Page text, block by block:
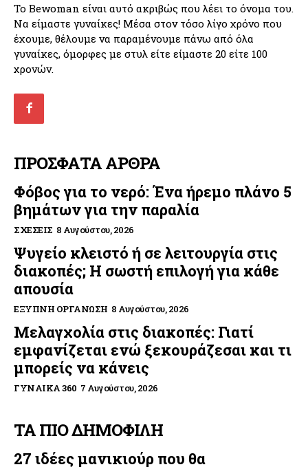
Το Bewoman είναι αυτό ακριβώς που λέει το όνομα του.
Να είμαστε γυναίκες! Μέσα στον τόσο λίγο χρόνο που
έχουμε, θέλουμε να παραμένουμε πάνω από όλα
γυναίκες, όμορφες με στυλ είτε είμαστε 20 είτε 100
χρονών.
ΠΡΟΣΦΑΤΑ ΑΡΘΡΑ
Φόβος για το νερό: Ένα ήρεμο πλάνο 5
βημάτων για την παραλία
ΣΧΈΣΕΙΣ 8 Αυγούστου, 2026
Ψυγείο κλειστό ή σε λειτουργία στις
διακοπές; Η σωστή επιλογή για κάθε
απουσία
ΈΞΥΠΝΗ ΟΡΓΆΝΩΣΗ 8 Αυγούστου, 2026
Μελαγχολία στις διακοπές: Γιατί
εμφανίζεται ενώ ξεκουράζεσαι και τι
μπορείς να κάνεις
ΓΥΝΑΊΚΑ 360 7 Αυγούστου, 2026
ΤΑ ΠΙΟ ΔΗΜΟΦΙΛΗ
27 ιδέες μανικιούρ που θα